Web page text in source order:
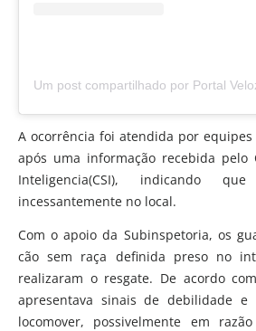
A ocorrência foi atendida por
após uma informação recebida pelo
Inteligencia(CSI), indicando
incessantemente no local.
Com o apoio da Subinspetoria, os
cão sem raça definida preso no
realizaram o resgate. De acordo
apresentava sinais de debilidade e
locomover, possivelmente em